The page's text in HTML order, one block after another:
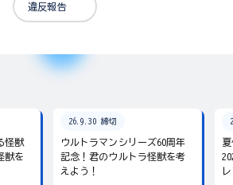
違反報告
怪獣
獣を
26.9.30 締切
ウルトラマンシリーズ60周年
記念！君のウルトラ怪獣を考
えよう！